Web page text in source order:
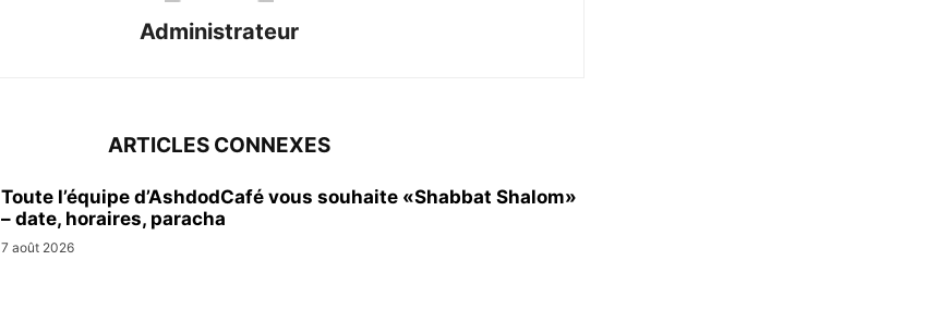
Administrateur
ARTICLES CONNEXES
Toute l’équipe d’AshdodCafé vous souhaite «Shabbat Shalom»
– date, horaires, paracha
7 août 2026